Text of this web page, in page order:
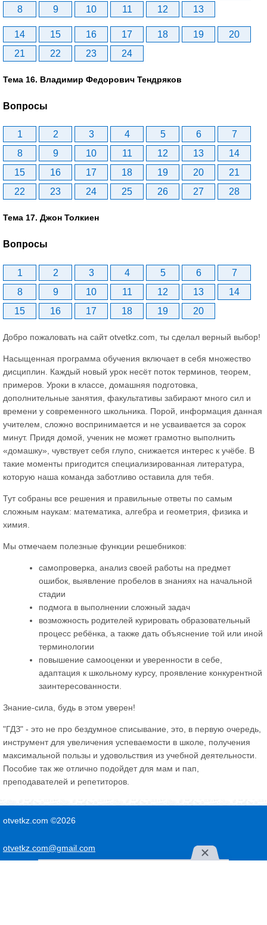
8
9 10 11 12 13
14 15 16 17 18 19
20
21
22 23 24
Тема 16. Владимир Федорович Тендряков
Вопросы
1 2 3 4 5 6
7
8
9 10 11 12 13
14
15
16 17 18 19 20
21
22
23 24 25 26 27 28
Тема 17. Джон Толкиен
Вопросы
1 2 3 4 5 6
7
8
9 10 11 12 13
14
15
16 17 18 19 20
Добро пожаловать на сайт otvetkz.com, ты сделал верный выбор!
Насыщенная программа обучения включает в себя множество
дисциплин. Каждый новый урок несёт поток терминов, теорем,
примеров. Уроки в классе, домашняя подготовка,
дополнительные занятия, факультативы забирают много сил и
времени у современного школьника. Порой, информация данная
учителем, сложно воспринимается и не усваивается за сорок
минут. Придя домой, ученик не может грамотно выполнить
«домашку», чувствует себя глупо, снижается интерес к учёбе. В
такие моменты пригодится специализированная литература,
которую наша команда заботливо оставила для тебя.
Тут собраны все решения и правильные ответы по самым
сложным наукам: математика, алгебра и геометрия, физика и
химия.
Мы отмечаем полезные функции решебников:
самопроверка, анализ своей работы на предмет
ошибок, выявление пробелов в знаниях на начальной
стадии
подмога в выполнении сложный задач
возможность родителей курировать образовательный
процесс ребёнка, а также дать объяснение той или иной
терминологии
повышение самооценки и уверенности в себе,
адаптация к школьному курсу, проявление конкурентной
заинтересованности.
Знание-сила, будь в этом уверен!
"ГДЗ" - это не про бездумное списывание, это, в первую очередь,
инструмент для увеличения успеваемости в школе, получения
максимальной пользы и удовольствия из учебной деятельности.
Пособие так же отлично подойдет для мам и пап,
преподавателей и репетиторов.
otvetkz.com ©2026
otvetkz.com@gmail.com